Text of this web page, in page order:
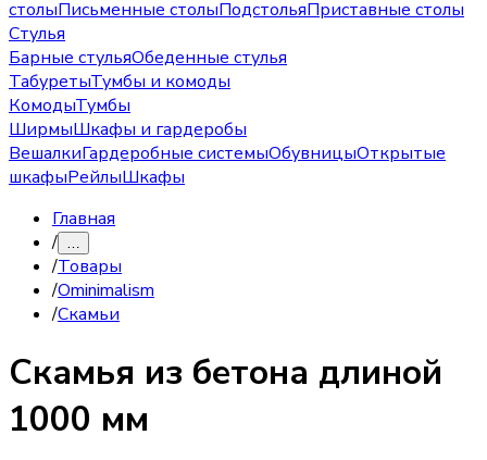
столыПисьменные столыПодстольяПриставные столы
Стулья
Барные стульяОбеденные стулья
ТабуретыТумбы и комоды
КомодыТумбы
ШирмыШкафы и гардеробы
ВешалкиГардеробные системыОбувницыОткрытые
шкафыРейлыШкафы
Главная
/ …
/Товары
/Ominimalism
/Скамьи
Скамья из бетона длиной
1000 мм